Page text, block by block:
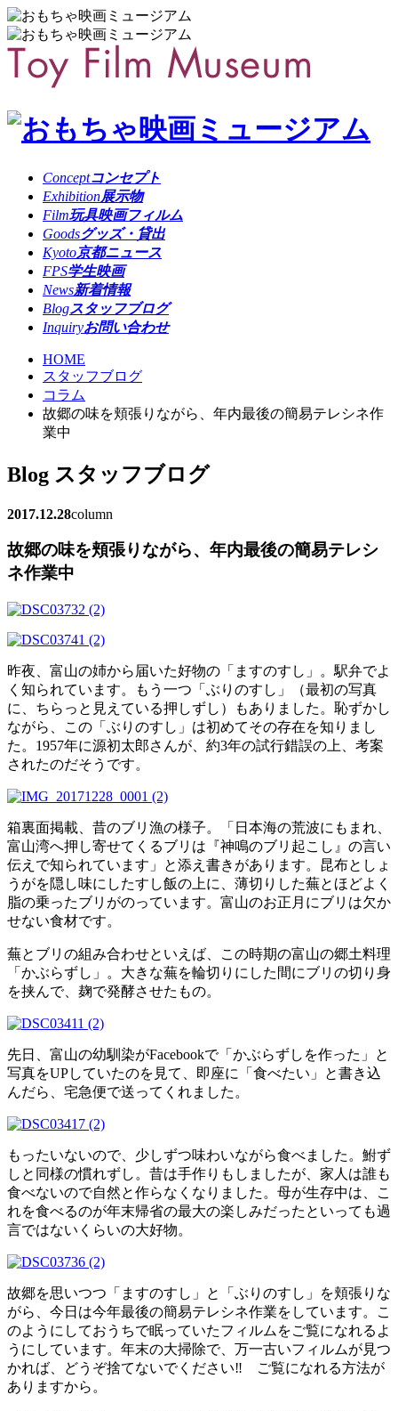
Conceptコンセプト
Exhibition展示物
Film玩具映画フィルム
Goodsグッズ・貸出
Kyoto京都ニュース
FPS学生映画
News新着情報
Blogスタッフブログ
Inquiryお問い合わせ
HOME
スタッフブログ
コラム
故郷の味を頬張りながら、年内最後の簡易テレシネ作
業中
Blog スタッフブログ
2017.12.28column
故郷の味を頬張りながら、年内最後の簡易テレシ
ネ作業中
昨夜、富山の姉から届いた好物の「ますのすし」。駅弁でよ
く知られています。もう一つ「ぶりのすし」（最初の写真
に、ちらっと見えている押しずし）もありました。恥ずかし
ながら、この「ぶりのすし」は初めてその存在を知りまし
た。1957年に源初太郎さんが、約3年の試行錯誤の上、考案
されたのだそうです。
箱裏面掲載、昔のブリ漁の様子。「日本海の荒波にもまれ、
富山湾へ押し寄せてくるブリは『神鳴のブリ起こし』の言い
伝えで知られています」と添え書きがあります。昆布としょ
うがを隠し味にしたすし飯の上に、薄切りした蕪とほどよく
脂の乗ったブリがのっています。富山のお正月にブリは欠か
せない食材です。
蕪とブリの組み合わせといえば、この時期の富山の郷土料理
「かぶらずし」。大きな蕪を輪切りにした間にブリの切り身
を挟んで、麹で発酵させたもの。
先日、富山の幼馴染がFacebookで「かぶらずしを作った」と
写真をUPしていたのを見て、即座に「食べたい」と書き込
んだら、宅急便で送ってくれました。
もったいないので、少しずつ味わいながら食べました。鮒ず
しと同様の慣れずし。昔は手作りもしましたが、家人は誰も
食べないので自然と作らなくなりました。母が生存中は、こ
れを食べるのが年末帰省の最大の楽しみだったといっても過
言ではないくらいの大好物。
故郷を思いつつ「ますのすし」と「ぶりのすし」を頬張りな
がら、今日は今年最後の簡易テレシネ作業をしています。こ
のようにしておうちで眠っていたフィルムをご覧になれるよ
うにしています。年末の大掃除で、万一古いフィルムが見つ
かれば、どうぞ捨てないでください‼ ご覧になれる方法が
ありますから。